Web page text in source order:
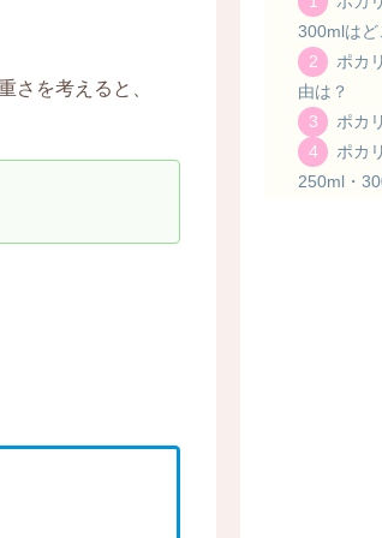
さを考えると、
300mlはど
ポカ
由は？
ポカ
ポカ
250ml・